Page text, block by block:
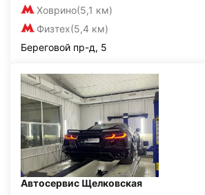
Ховрино(5,1 км)
Физтех(5,4 км)
Береговой пр-д, 5
Автосервис Щелковская